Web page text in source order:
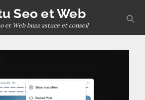
Seo et Web
et Web buzz astuce et conseil